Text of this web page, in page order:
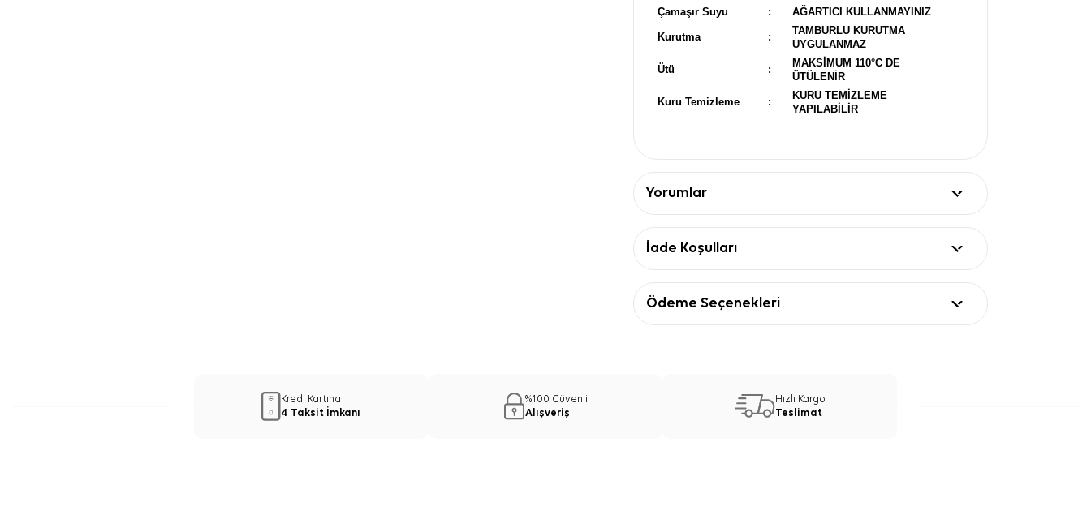
Çamaşır Suyu
: AĞARTICI KULLANMAYINIZ
Kurutma :
TAMBURLU KURUTMA
UYGULANMAZ
Ütü :
MAKSİMUM 110°C DE
ÜTÜLENİR
Kuru Temizleme :
KURU TEMİZLEME
YAPILABİLİR
Yorumlar
İade Koşulları
Ödeme Seçenekleri
Kredi Kartına
4 Taksit İmkanı
%100 Güvenli
Alışveriş
Hızlı Kargo
Teslimat